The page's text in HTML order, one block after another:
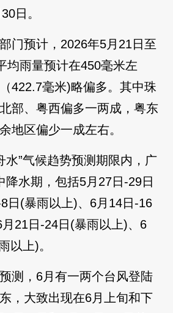
日。
门预计，2026年5月21日至
均雨量预计在450毫米左
422.7毫米)略偏多。其中珠
部、粤西偏多一两成，粤东
地区偏少一成左右。
水”气候趋势预测期限内，广
降水期，包括5月27日-29日
日(暴雨以上)、6月14日-16
21日-24日(暴雨以上)、6
以上)。
测，6月有一两个台风登陆
，大致出现在6月上旬和下